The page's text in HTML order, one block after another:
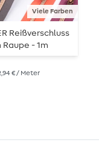
Viele Farben
Reißverschluss
Raupe - 1m
- metallisiert
€ / Meter